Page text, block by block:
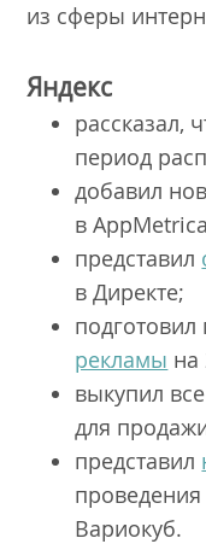
из сферы
Яндекс
рассказал,
период
добавил
в
представил
в Директе;
рекламы на
выкупил
для
представил
проведения
Вариокуб.